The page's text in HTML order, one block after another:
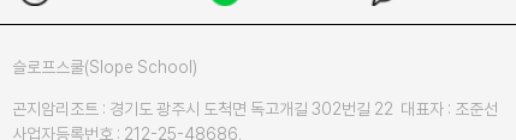
슬로프스쿨(Slope School)
곤지암리조트 : 경기도 광주시 도척면 독고개길 302번길 22 대표자 : 조준선
사업자등록번호 : 212-25-48686,